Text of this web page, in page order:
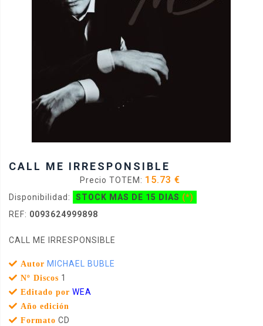
CALL ME IRRESPONSIBLE
Precio TOTEM: 15.73 €
Disponibilidad: STOCK MAS DE 15 DIAS (*)
REF: 0093624999898
CALL ME IRRESPONSIBLE
Autor MICHAEL BUBLE
Nº Discos 1
Editado por WEA
Año edición
Formato CD